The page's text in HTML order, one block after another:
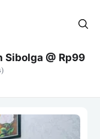
Sibolga @ Rp99